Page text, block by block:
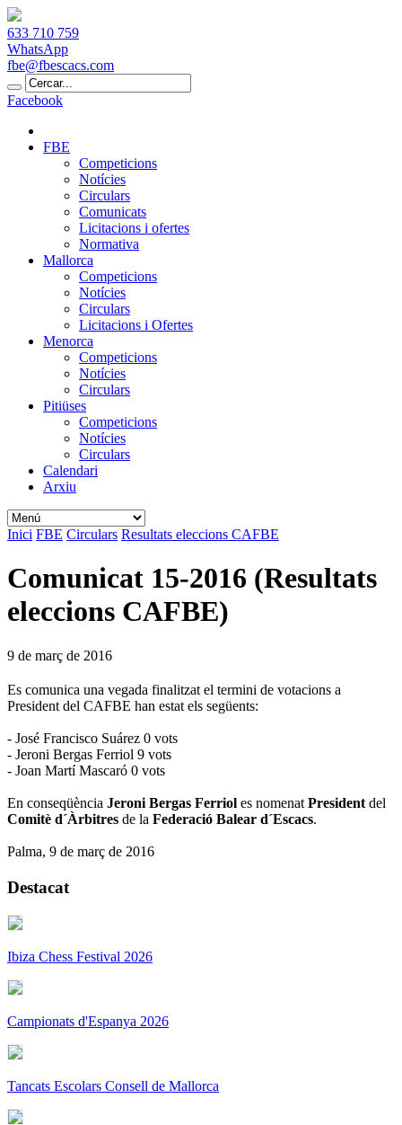
633 710 759
WhatsApp
fbe@fbescacs.com
Facebook
FBE
Competicions
Notícies
Circulars
Comunicats
Licitacions i ofertes
Normativa
Mallorca
Competicions
Notícies
Circulars
Licitacions i Ofertes
Menorca
Competicions
Notícies
Circulars
Pitiüses
Competicions
Notícies
Circulars
Calendari
Arxiu
Inici FBE Circulars Resultats eleccions CAFBE
Comunicat 15-2016 (Resultats
eleccions CAFBE)
9 de març de 2016
Es comunica una vegada finalitzat el termini de votacions a
President del CAFBE han estat els següents:
- José Francisco Suárez 0 vots
- Jeroni Bergas Ferriol 9 vots
- Joan Martí Mascaró 0 vots
En conseqüència Jeroni Bergas Ferriol es nomenat President del
Comitè d´Àrbitres de la Federació Balear d´Escacs.
Palma, 9 de març de 2016
Destacat
Ibiza Chess Festival 2026
Campionats d'Espanya 2026
Tancats Escolars Consell de Mallorca